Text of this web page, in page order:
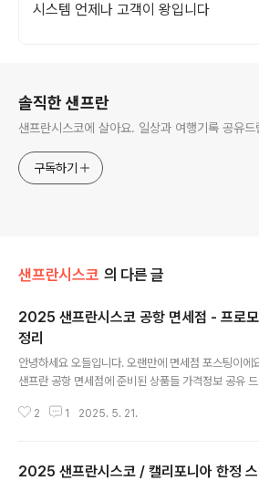
시스템 언제나 고객이 왕입니다
솔직한 샌프란
샌프란시스코에 살아요. 일상과 여행기록 공유드
구독하기
샌프란시스코 의 다른 글
2025 샌프란시스코 공항 면세점 - 프로
정리
안녕하세요 오들입니다. 오랜만에 면세점 포스팅이에
샌프란 공항 면세점에 준비된 상품들 가격정보 공유
해드리는 편인데 이번에 보니 의외로 숨겨진 프로모션
디 See's candies 구매가 가능합니다. 요즘은 롤리
2 1 2025. 5. 21.
2025 샌프란시스코 / 캘리포니아 한정